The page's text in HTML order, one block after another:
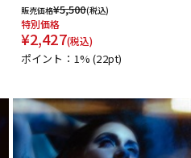
販売価格¥5,500(税込)
特別価格
¥2,427(税込)
ポイント：1%(22pt)